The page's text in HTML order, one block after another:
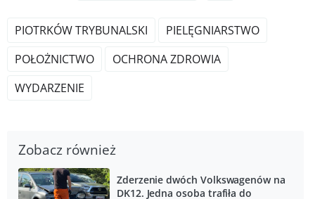
PIOTRKÓW TRYBUNALSKI
PIELĘGNIARSTWO
POŁOŻNICTWO
OCHRONA ZDROWIA
WYDARZENIE
Zobacz również
Zderzenie dwóch Volkswagenów na
DK12. Jedna osoba trafiła do